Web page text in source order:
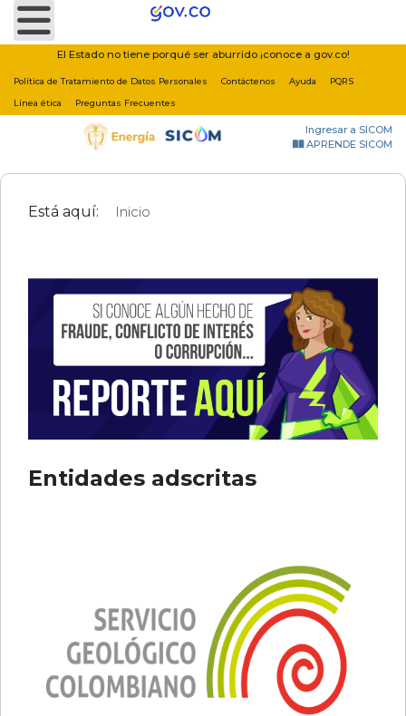
Nota:
este
web
incluye
un
accesibilidad.
El Estado no tiene porqué ser aburrido ¡conoce a gov.co!
Política de Tratamiento de Datos Personales Contáctenos Ayuda PQRS
Línea ética Preguntas Frecuentes
Ingresar a SICOM
APRENDE SICOM
Está aquí: Inicio
Entidades adscritas